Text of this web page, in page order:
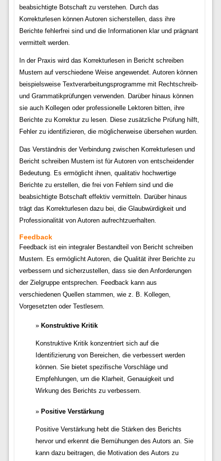
beabsichtigte Botschaft zu verstehen. Durch das
Korrekturlesen können Autoren sicherstellen, dass ihre
Berichte fehlerfrei sind und die Informationen klar und prägnant
vermittelt werden.
In der Praxis wird das Korrekturlesen in Bericht schreiben
Mustern auf verschiedene Weise angewendet. Autoren können
beispielsweise Textverarbeitungsprogramme mit Rechtschreib-
und Grammatikprüfungen verwenden. Darüber hinaus können
sie auch Kollegen oder professionelle Lektoren bitten, ihre
Berichte zu Korrektur zu lesen. Diese zusätzliche Prüfung hilft,
Fehler zu identifizieren, die möglicherweise übersehen wurden.
Das Verständnis der Verbindung zwischen Korrekturlesen und
Bericht schreiben Mustern ist für Autoren von entscheidender
Bedeutung. Es ermöglicht ihnen, qualitativ hochwertige
Berichte zu erstellen, die frei von Fehlern sind und die
beabsichtigte Botschaft effektiv vermitteln. Darüber hinaus
trägt das Korrekturlesen dazu bei, die Glaubwürdigkeit und
Professionalität von Autoren aufrechtzuerhalten.
Feedback
Feedback ist ein integraler Bestandteil von Bericht schreiben
Mustern. Es ermöglicht Autoren, die Qualität ihrer Berichte zu
verbessern und sicherzustellen, dass sie den Anforderungen
der Zielgruppe entsprechen. Feedback kann aus
verschiedenen Quellen stammen, wie z. B. Kollegen,
Vorgesetzten oder Testlesern.
Konstruktive Kritik
Konstruktive Kritik konzentriert sich auf die
Identifizierung von Bereichen, die verbessert werden
können. Sie bietet spezifische Vorschläge und
Empfehlungen, um die Klarheit, Genauigkeit und
Wirkung des Berichts zu verbessern.
Positive Verstärkung
Positive Verstärkung hebt die Stärken des Berichts
hervor und erkennt die Bemühungen des Autors an. Sie
kann dazu beitragen, die Motivation des Autors zu